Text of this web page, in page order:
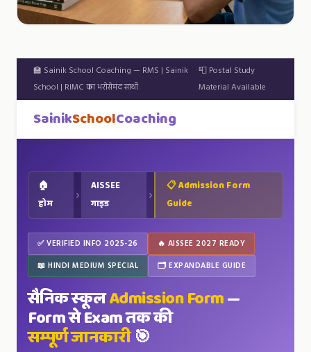
🏫 Sainik School Coaching — RMS | Sainik
School | RIMC का भरोसेमंद साथी
📮 Postal Study
Material Available
SainikSchoolCoaching
🏠
होम
›
AISSEE
गाइड
›
📋 Admission Form
Guide
✅ VERIFIED INFO 2025-26
🔥 AISSEE 2027 READY
📖 HINDI MEDIUM SPECIAL
🗂️ EXPANDABLE GUIDE
सैनिक स्कूलAdmission Form—
Form से Exam तक की
सम्पूर्ण जानकारी🎯